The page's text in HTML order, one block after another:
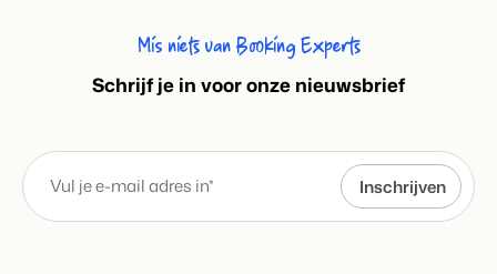
Mis niets van Booking Experts
Schrijf je in voor onze nieuwsbrief